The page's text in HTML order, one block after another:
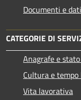
Documenti e dati
CATEGORIE DI
Anagrafe e
Cultura e
Vita lavorativa